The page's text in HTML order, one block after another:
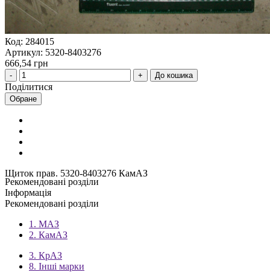
Код: 284015
Артикул: 5320-8403276
666,54 грн
До кошика
Поділитися
Обране
Щиток прав. 5320-8403276 КамАЗ
Рекомендовані розділи
Інформація
Рекомендовані розділи
1. МАЗ
2. КамАЗ
3. КрАЗ
8. Інші марки